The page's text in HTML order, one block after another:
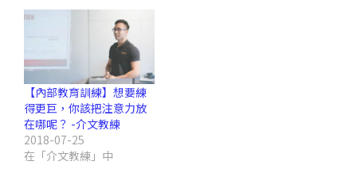
【內部教育訓練】想要練
得更巨，你該把注意力放
在哪呢？ -介文教練
2018-07-25
在「介文教練」中